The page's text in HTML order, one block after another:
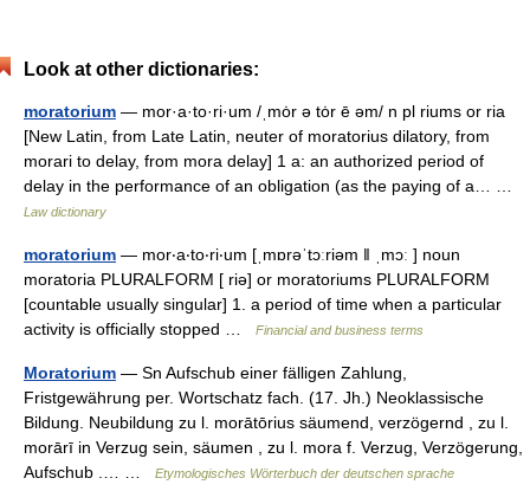
Look at other dictionaries:
moratorium — mor·a·to·ri·um /ˌmȯr ə tȯr ē əm/ n pl riums or ria
[New Latin, from Late Latin, neuter of moratorius dilatory, from
morari to delay, from mora delay] 1 a: an authorized period of
delay in the performance of an obligation (as the paying of a… …
Law dictionary
moratorium — mor‧a‧to‧ri‧um [ˌmɒrəˈtɔːriəm ǁ ˌmɔː ] noun
moratoria PLURALFORM [ riə] or moratoriums PLURALFORM
[countable usually singular] 1. a period of time when a particular
activity is officially stopped …
Financial and business terms
Moratorium — Sn Aufschub einer fälligen Zahlung,
Fristgewährung per. Wortschatz fach. (17. Jh.) Neoklassische
Bildung. Neubildung zu l. morātōrius säumend, verzögernd , zu l.
morārī in Verzug sein, säumen , zu l. mora f. Verzug, Verzögerung,
Aufschub .… …
Etymologisches Wörterbuch der deutschen sprache